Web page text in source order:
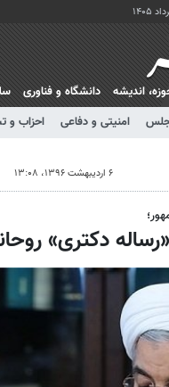
انديشه دانشگاه و فناوری
امنیتی و دفاعی احزاب و
۶ اردیبهشت ۱۳۹۶، ۱۳:۰۸
دکتری»